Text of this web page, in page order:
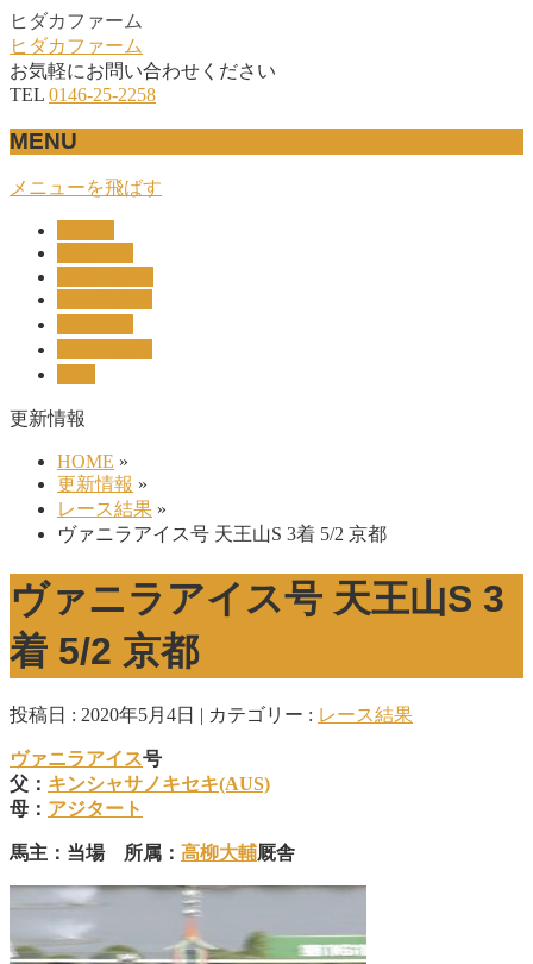
ヒダカファーム
ヒダカファーム
お気軽にお問い合わせください
TEL 0146-25-2258
MENU
メニューを飛ばす
更新情報
HOME »
更新情報 »
レース結果 »
ヴァニラアイス号 天王山S 3着 5/2 京都
ヴァニラアイス号 天王山S 3
着 5/2 京都
投稿日 : 2020年5月4日 カテゴリー : レース結果
ヴァニラアイス号
父： キンシャサノキセキ(AUS)
母： アジタート
馬主：当場 所属： 高柳大輔厩舎